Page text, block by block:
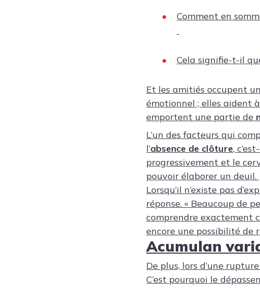
Comment en
Cela signifie-t-il
Et les amitiés occupent
émotionnel ; elles aident
emportent une partie de
L’un des facteurs qui
l’absence de clôture,
progressivement et le
pouvoir élaborer un deuil.
Lorsqu’il n’existe pas
réponse. « Beaucoup de
comprendre exactement
encore une possibilité de
Acumulan
De plus, lors d’une
C’est pourquoi le